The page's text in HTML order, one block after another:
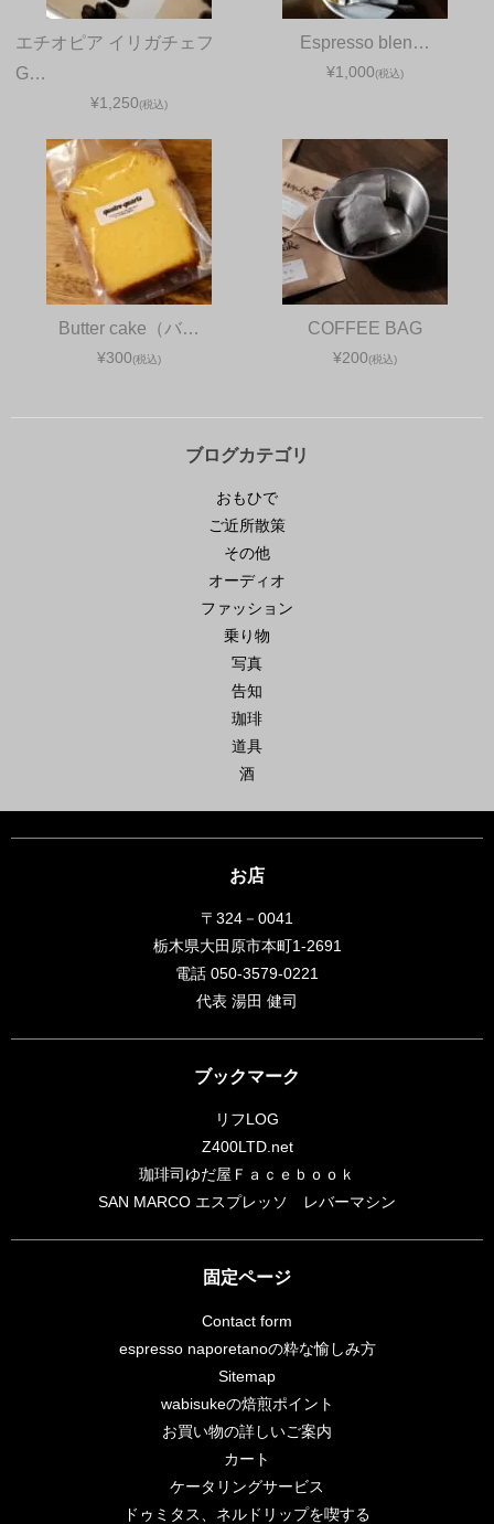
エチオピア イリガチェフ
G…
¥1,250(税込)
Espresso blen…
¥1,000(税込)
Butter cake（バ…
¥300(税込)
COFFEE BAG
¥200(税込)
ブログカテゴリ
おもひで
ご近所散策
その他
オーディオ
ファッション
乗り物
写真
告知
珈琲
道具
酒
お店
〒324－0041
栃木県大田原市本町1-2691
電話 050-3579-0221
代表 湯田 健司
ブックマーク
リフLOG
Z400LTD.net
珈琲司ゆだ屋Ｆａｃｅｂｏｏｋ
SAN MARCO エスプレッソ レバーマシン
固定ページ
Contact form
espresso naporetanoの粋な愉しみ方
Sitemap
wabisukeの焙煎ポイント
お買い物の詳しいご案内
カート
ケータリングサービス
ドゥミタス、ネルドリップを喫する